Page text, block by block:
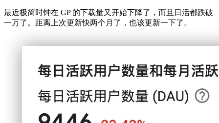
最近极简时钟在 GP 的下载量又开始下降了，而且日活都跌破
一万了。距离上次更新快两个月了，也该更新一下了。